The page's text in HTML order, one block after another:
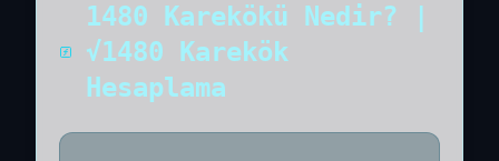
1480 Karekökü Nedir? |
√1480 Karekök
Hesaplama